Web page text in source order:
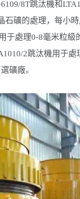
8T跳汰機和
石礦的處理，每小
于處理0-8毫米粒
2跳汰機用于
礦廠。